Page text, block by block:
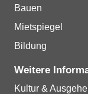
Bauen
Mietspiegel
Bildung
Weitere
Kultur &